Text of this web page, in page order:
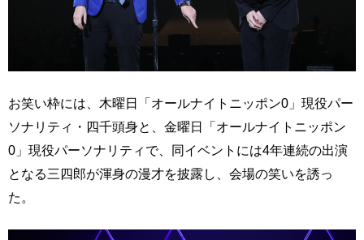
お笑い枠には、木曜日「オールナイトニッポン0」現役パー
ソナリティ・四千頭身と、金曜日「オールナイトニッポン
0」現役パーソナリティで、同イベントには4年連続の出演
となる三四郎が渾身の漫才を披露し、会場の笑いを誘っ
た。